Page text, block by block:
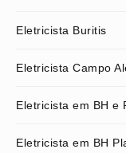
Eletricista Buritis
Eletricista Campo
Eletricista em BH e
Eletricista em BH